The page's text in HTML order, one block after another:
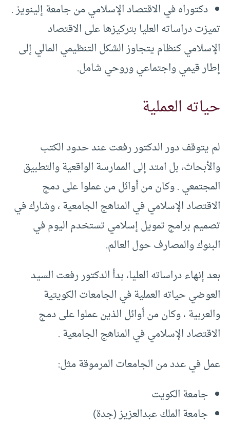
دكتوراه في الاقتصاد الإسلامي من جامعة إلينويز .
تميزت دراساته العليا بتركيزها على الاقتصاد
الإسلامي كنظام يتجاوز الشكل التنظيمي المالي إلى
إطار قيمي واجتماعي وروحي شامل.
حياته العملية
لم يتوقف دور الدكتور رفعت عند حدود الكتب
والأبحاث، بل امتد إلى الممارسة الواقعية والتطبيق
المجتمعي . وكان من أوائل من عملوا على دمج
الاقتصاد الإسلامي في المناهج الجامعية ، وشارك في
تصميم برامج تمويل إسلامي تستخدم اليوم في
البنوك والمصارف حول العالم.
بعد إنهاء دراساته العليا، بدأ الدكتور رفعت السيد
العوضي حياته العملية في الجامعات الكويتية
والعربية ، وكان من أوائل الذين عملوا على دمج
الاقتصاد الإسلامي في المناهج الجامعية .
عمل في عدد من الجامعات المرموقة مثل:
جامعة الكويت
جامعة الملك عبدالعزيز (جدة)